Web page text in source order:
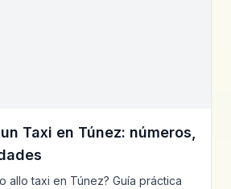
Taxi en Túnez: números,
allo taxi en Túnez? Guía práctica